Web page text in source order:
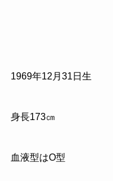
1969年12 月 31 日生
身長173㎝
血液型はO型